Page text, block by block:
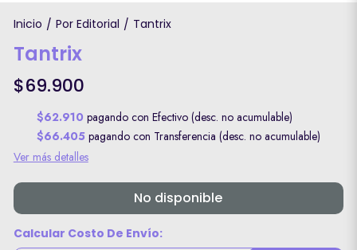
Inicio / Por Editorial / Tantrix
Tantrix
$69.900
$62.910 pagando con Efectivo (desc. no acumulable)
$66.405 pagando con Transferencia (desc. no acumulable)
Ver más detalles
No disponible
Calcular Costo De Envío: